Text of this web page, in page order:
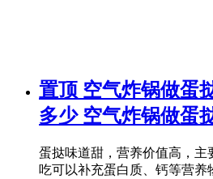
置顶 空气炸锅做蛋
多少 空气炸锅做蛋
蛋挞味道甜，营养价值高，主
吃可以补充蛋白质、钙等营